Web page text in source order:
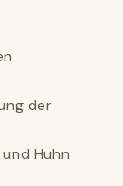
der
Huhn